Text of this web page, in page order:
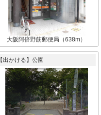
大阪阿倍野筋郵便局（638m）
【出かける】公園